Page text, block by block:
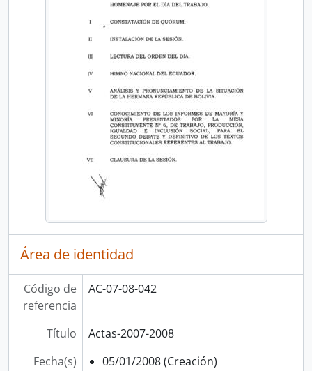
Área de identidad
Código de
referencia
AC-07-08-042
Título
Actas-2007-2008
Fecha(s)
05/01/2008 (Creación)